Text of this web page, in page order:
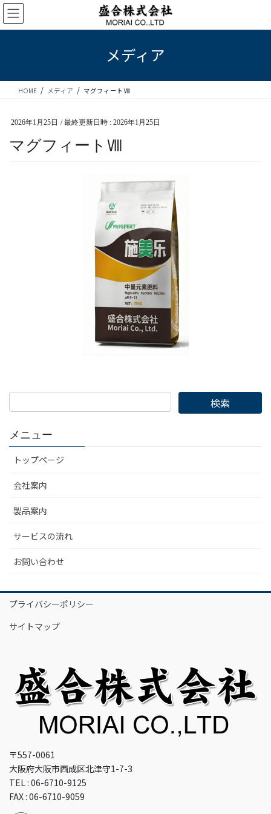
コ
ン
テ
ス
ナ
ビ
ゲ
ン
メディア
HOME メディア マグフィートⅧ
2026年1月25日 / 最終更新日時 : 2026年1月25日
マグフィートⅧ
メニュー
トップページ
会社案内
製品案内
サービスの流れ
お問い合わせ
プライバシーポリシー
サイトマップ
〒557-0061
大阪府大阪市西成区北津守1-7-3
TEL : 06-6710-9125
FAX : 06-6710-9059